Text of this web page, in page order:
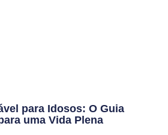
para Idosos: O Guia
uma Vida Plena